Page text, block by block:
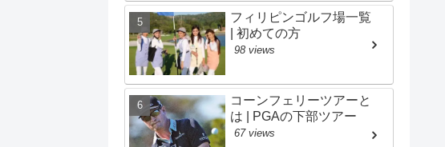
フィリピンゴルフ場一覧
| 初めての方
98 views
コーンフェリーツアーと
は | PGAの下部ツアー
67 views